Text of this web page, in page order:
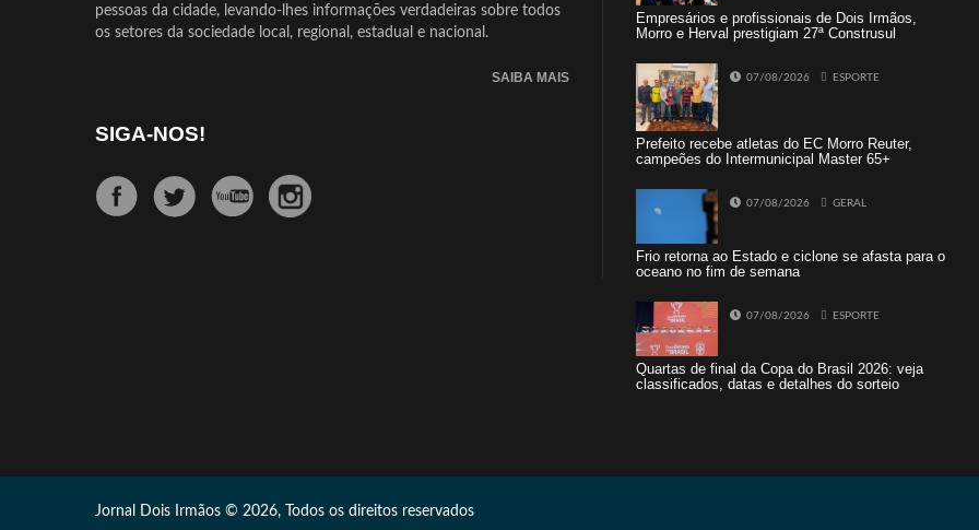
pessoas da cidade, levando-lhes informações verdadeiras sobre todos
os setores da sociedade local, regional, estadual e nacional.
SAIBA MAIS
SIGA-NOS!
Empresários e profissionais de Dois Irmãos,
Morro e Herval prestigiam 27ª Construsul
07/08/2026 ESPORTE
Prefeito recebe atletas do EC Morro Reuter,
campeões do Intermunicipal Master 65+
07/08/2026 GERAL
Frio retorna ao Estado e ciclone se afasta para o
oceano no fim de semana
07/08/2026 ESPORTE
Quartas de final da Copa do Brasil 2026: veja
classificados, datas e detalhes do sorteio
Jornal Dois Irmãos © 2026, Todos os direitos reservados